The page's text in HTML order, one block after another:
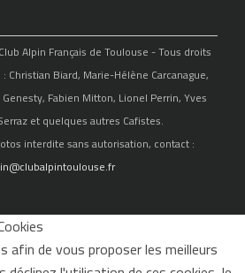
Alpin Français de Toulouse - Tous droits
Christian Biard, Marie-Hélène Carcanague,
Fabien Mitton, Lionel Perrin, Yves
et quelques autres Cafistes.
interdite sans autorisation, contact :
afin de vous proposer les meilleurs